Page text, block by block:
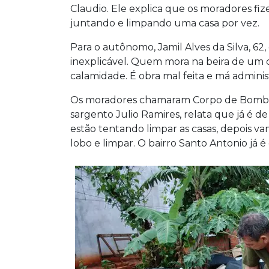
Claudio. Ele explica que os moradores
juntando e limpando uma casa por vez.
Para o autônomo, Jamil Alves da Silva,
inexplicável. Quem mora na beira de
calamidade. É obra mal feita e má
Os moradores chamaram Corpo de
sargento Julio Ramires, relata que já é
estão tentando limpar as casas, depois
lobo e limpar. O bairro Santo Antonio já é